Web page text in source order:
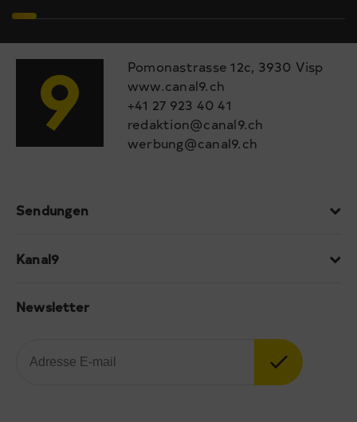
Pomonastrasse 12c, 3930 Visp
www.canal9.ch
+41 27 923 40 41
redaktion@canal9.ch
werbung@canal9.ch
Sendungen
Kanal9
Newsletter